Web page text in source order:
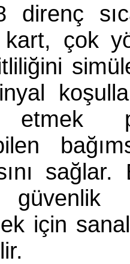
direnç
kart, çok
etmek
için